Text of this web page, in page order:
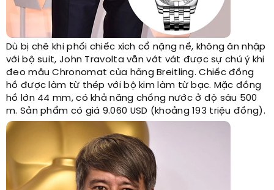
Dù bị chê khi phối chiếc xích cổ nặng nề, không ăn nhập
với bộ suit, John Travolta vẫn vớt vát được sự chú ý khi
đeo mẫu Chronomat của hãng Breitling. Chiếc đồng
hồ được làm từ thép với bộ kim làm từ bạc. Mặc đồng
hồ lớn 44 mm, có khả năng chống nước ở độ sâu 500
m. Sản phẩm có giá 9.060 USD (khoảng 193 triệu đồng).